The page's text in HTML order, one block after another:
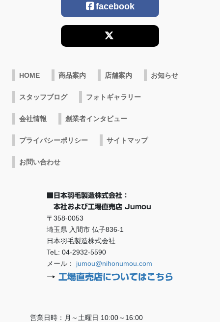
facebook
HOME 商品案内 店舗案内 お知らせ
スタッフブログ フォトギャラリー
会社情報 創業者インタビュー
プライバシーポリシー サイトマップ
お問い合わせ
■日本羽毛製造株式会社：
本社および工場直売店 Jumou
〒358-0053
埼玉県 入間市 仏子836-1
日本羽毛製造株式会社
TeL: 04-2932-5590
メール： jumou@nihonumou.com
→ 工場直売店についてはこちら
営業日時：月～土曜日 10:00～16:00